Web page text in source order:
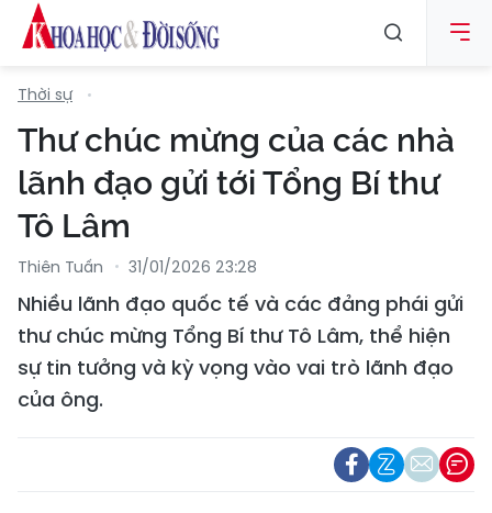
Thời sự
Thư chúc mừng của các nhà
lãnh đạo gửi tới Tổng Bí thư
Tô Lâm
Thiên Tuấn 31/01/2026 23:28
Nhiều lãnh đạo quốc tế và các đảng phái gửi
thư chúc mừng Tổng Bí thư Tô Lâm, thể hiện
sự tin tưởng và kỳ vọng vào vai trò lãnh đạo
của ông.